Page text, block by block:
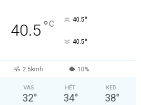
40.5 °C 40.5°
40.5°
2.5kmh 10%
VAS
32°
HÉT
34°
KED
38°